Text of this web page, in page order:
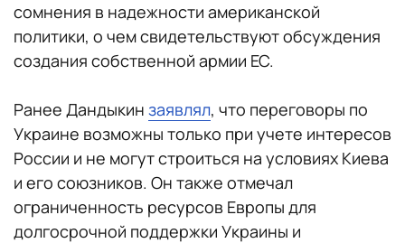
сомнения в надежности американской
политики, о чем свидетельствуют обсуждения
создания собственной армии ЕС.
Ранее Дандыкин заявлял, что переговоры по
Украине возможны только при учете интересов
России и не могут строиться на условиях Киева
и его союзников. Он также отмечал
ограниченность ресурсов Европы для
долгосрочной поддержки Украины и